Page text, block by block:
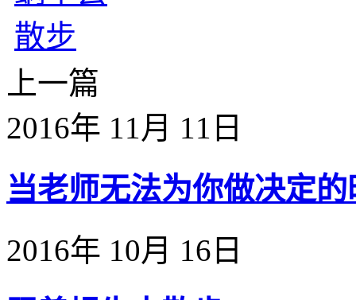
上一篇
2016年 11月 11日
当老师无法为你做决定的
2016年 10月 16日